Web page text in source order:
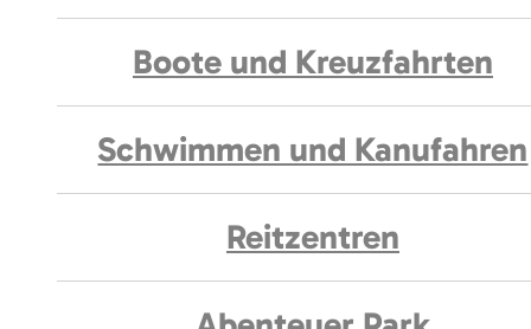
Boote und Kreuzfahrten
Schwimmen und Kanufahren
Reitzentren